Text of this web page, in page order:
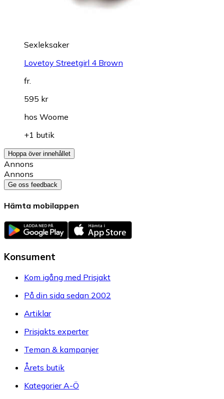
Sexleksaker
Lovetoy Streetgirl 4 Brown
fr.
595 kr
hos Woome
+1 butik
Hoppa över innehållet
Annons
Annons
Ge oss feedback
Hämta mobilappen
Konsument
Kom igång med Prisjakt
På din sida sedan 2002
Artiklar
Prisjakts experter
Teman & kampanjer
Årets butik
Kategorier A-Ö